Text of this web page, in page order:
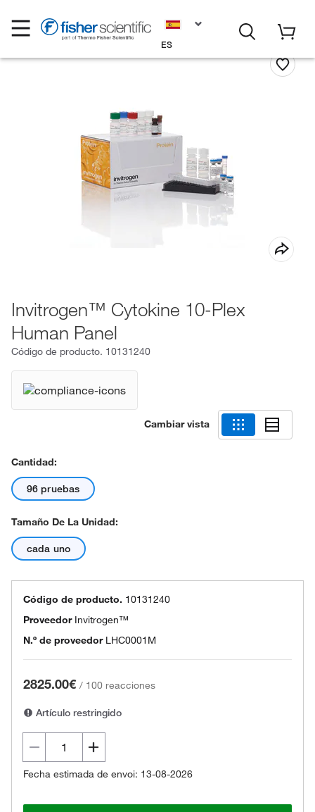
ES
Invitrogen™ Cytokine 10-Plex
Human Panel
Código de producto. 10131240
Cambiar vista
Cantidad:
96 pruebas
Tamaño De La Unidad:
cada uno
Código de producto. 10131240
Proveedor Invitrogen™
N.º de proveedor LHC0001M
2825.00€ / 100 reacciones
Artículo restringido
Fecha estimada de envoi: 13-08-2026